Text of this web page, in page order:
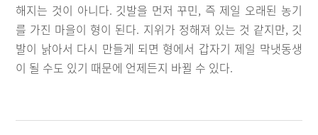
해지는 것이 아니다. 깃발을 먼저 꾸민, 즉 제일 오래된 농기
를 가진 마을이 형이 된다. 지위가 정해져 있는 것 같지만, 깃
발이 낡아서 다시 만들게 되면 형에서 갑자기 제일 막냇동생
이 될 수도 있기 때문에 언제든지 바뀔 수 있다.